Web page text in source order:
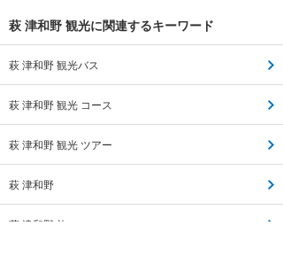
萩 津和野 観光に関連するキーワード
萩 津和野 観光バス
萩 津和野 観光 コース
萩 津和野 観光 ツアー
萩 津和野
萩 津和野 旅